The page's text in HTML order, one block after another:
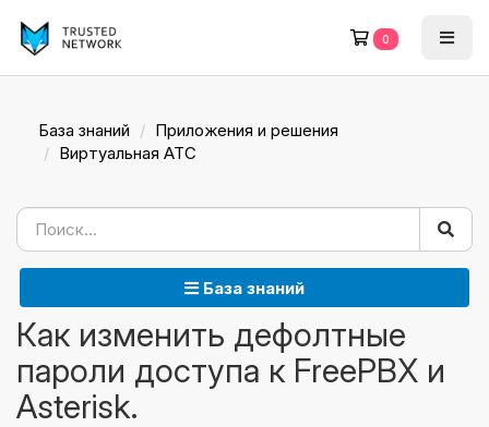
0
База знаний
Приложения и решения
Виртуальная АТС
База знаний
Как изменить дефолтные
пароли доступа к FreePBX и
Asterisk.